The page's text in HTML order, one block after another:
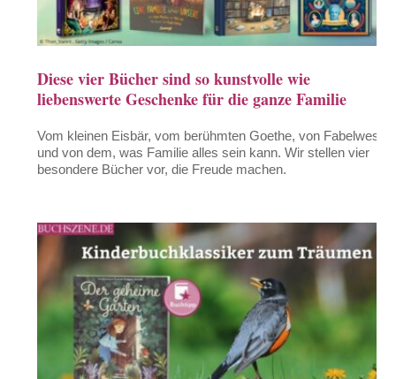
Diese vier Bücher sind so kunstvolle wie
liebenswerte Geschenke für die ganze Familie
Vom kleinen Eisbär, vom berühmten Goethe, von Fabelwesen
und von dem, was Familie alles sein kann. Wir stellen vier
besondere Bücher vor, die Freude machen.